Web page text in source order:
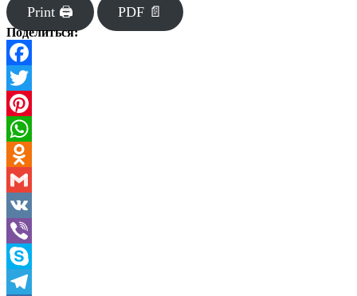
Print 🖨 PDF 📄
Поделиться:
Facebook
Twitter
Pinterest
WhatsApp
Odnoklassniki
Gmail
VK
Viber
Skype